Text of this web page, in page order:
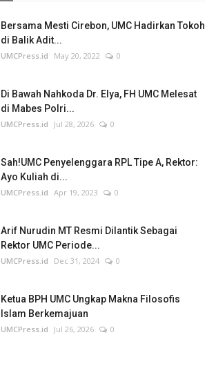
Bersama Mesti Cirebon, UMC Hadirkan Tokoh
di Balik Adit...
UMCPress.id May 20, 2022 0
Di Bawah Nahkoda Dr. Elya, FH UMC Melesat
di Mabes Polri...
UMCPress.id Jul 28, 2026 0
Sah!UMC Penyelenggara RPL Tipe A, Rektor:
Ayo Kuliah di...
UMCPress.id Apr 19, 2023 0
Arif Nurudin MT Resmi Dilantik Sebagai
Rektor UMC Periode...
UMCPress.id Dec 31, 2024 0
Ketua BPH UMC Ungkap Makna Filosofis
Islam Berkemajuan
UMCPress.id Jul 26, 2026 0